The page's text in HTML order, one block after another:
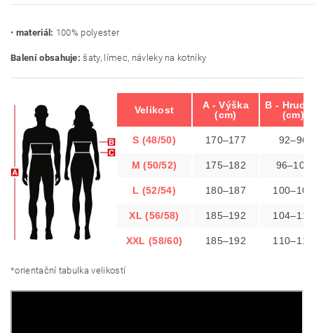
• materiál: 100% polyester
Balení obsahuje: šaty, límec, návleky na kotníky
Velikost
A - Výška
(cm)
B -
(cm)
S (48/50) 170–177 92–96
M (50/52) 175–182 96–100
L (52/54) 180–187 100–104
XL (56/58) 185–192 104–110
XXL (58/60) 185–192 110–118
*orientační tabulka velikostí